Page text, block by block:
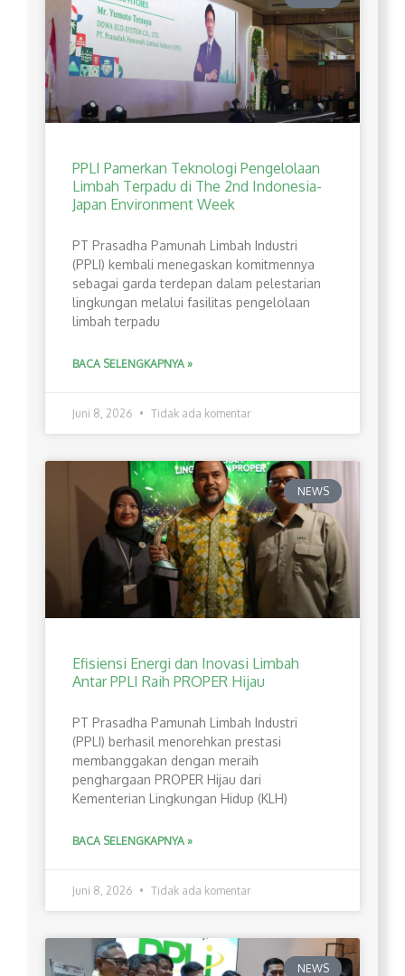
PPLI Pamerkan Teknologi Pengelolaan
Limbah Terpadu di The 2nd Indonesia-
Japan Environment Week
PT Prasadha Pamunah Limbah Industri
(PPLI) kembali menegaskan komitmennya
sebagai garda terdepan dalam pelestarian
lingkungan melalui fasilitas pengelolaan
limbah terpadu
BACA SELENGKAPNYA »
Juni 8, 2026 Tidak ada komentar
NEWS
Efisiensi Energi dan Inovasi Limbah
Antar PPLI Raih PROPER Hijau
PT Prasadha Pamunah Limbah Industri
(PPLI) berhasil menorehkan prestasi
membanggakan dengan meraih
penghargaan PROPER Hijau dari
Kementerian Lingkungan Hidup (KLH)
BACA SELENGKAPNYA »
Juni 8, 2026 Tidak ada komentar
NEWS